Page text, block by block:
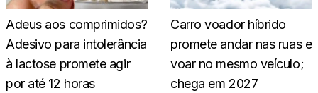
Adeus aos comprimidos?
Adesivo para intolerância
à lactose promete agir
por até 12 horas
Carro voador híbrido
promete andar nas ruas e
voar no mesmo veículo;
chega em 2027